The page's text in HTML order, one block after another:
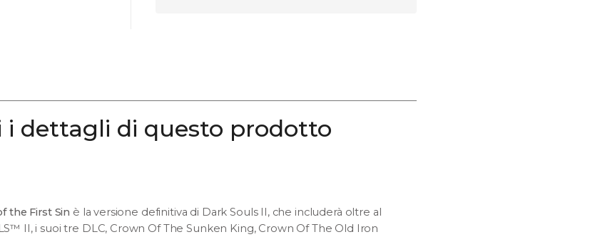
i dettagli di questo prodotto
the First Sin è la versione definitiva di Dark Souls II, che includerà oltre al
II, i suoi tre DLC, Crown Of The Sunken King, Crown Of The Old Iron